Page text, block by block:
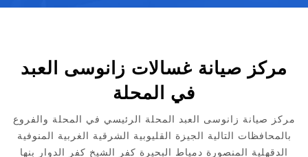
مركز صيانة غسالات زانوسى العبد
في المحلة
مركز صيانة زانوسى العبد المحلة الرئيسي في المحلة والفروع
بالمحافظات التالية الجيزة القليوبية الشرقية الغربية المنوفية
الدقهلية المنصورة دمياط البحيرة كفر الشيخ كفر الدوار بنها